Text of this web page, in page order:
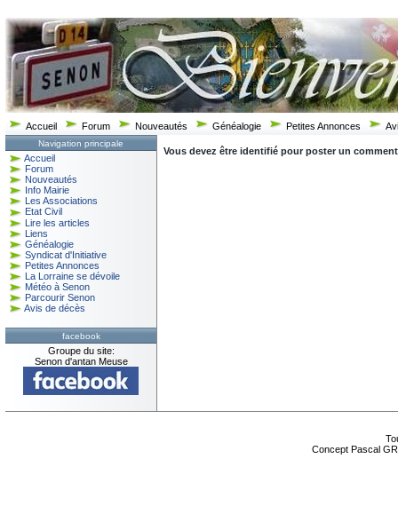
Accueil Forum Nouveautés Généalogie Petites Annonces
Navigation principale
Accueil
Forum
Nouveautés
Info Mairie
Les Associations
Etat Civil
Lire les articles
Liens
Généalogie
Syndicat d'Initiative
Petites Annonces
La Lorraine se dévoile
Météo à Senon
Parcourir Senon
Avis de décès
facebook
Groupe du site:
Senon d'antan Meuse
Vous devez être identifié pour poster un
Concept Pascal